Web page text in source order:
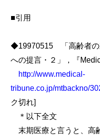
■引用
◆19970515 「高齢者
への提言・２」，『
http://www.medical-
tribune.co.jp/mtbackno/
ク切れ]
＊以下全文
末期医療と言うと、高